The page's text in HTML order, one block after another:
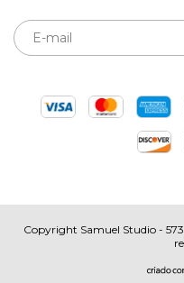
Copyright Samuel Studio -